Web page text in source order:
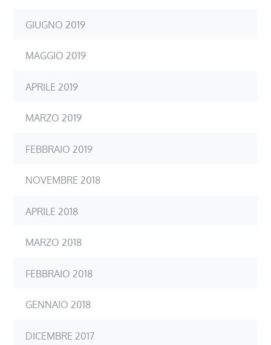
GIUGNO 2019
MAGGIO 2019
APRILE 2019
MARZO 2019
FEBBRAIO 2019
NOVEMBRE 2018
APRILE 2018
MARZO 2018
FEBBRAIO 2018
GENNAIO 2018
DICEMBRE 2017